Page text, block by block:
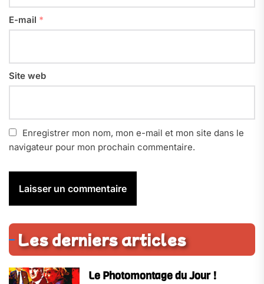
E-mail *
Site web
Enregistrer mon nom, mon e-mail et mon site dans le
navigateur pour mon prochain commentaire.
Les derniers articles
Le Photomontage du Jour !